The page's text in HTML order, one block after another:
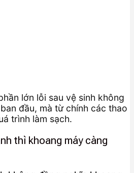
lớn lỗi sau vệ sinh không
đầu, mà từ chính các thao
trình làm sạch.
thì khoang máy càng